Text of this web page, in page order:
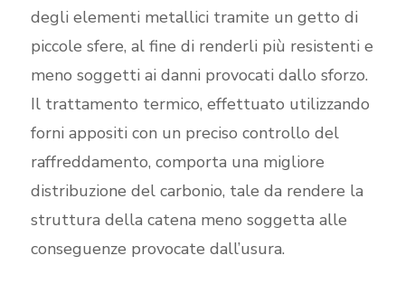
degli elementi metallici tramite un getto di
piccole sfere, al fine di renderli più resistenti e
meno soggetti ai danni provocati dallo sforzo.
Il trattamento termico, effettuato utilizzando
forni appositi con un preciso controllo del
raffreddamento, comporta una migliore
distribuzione del carbonio, tale da rendere la
struttura della catena meno soggetta alle
conseguenze provocate dall’usura.